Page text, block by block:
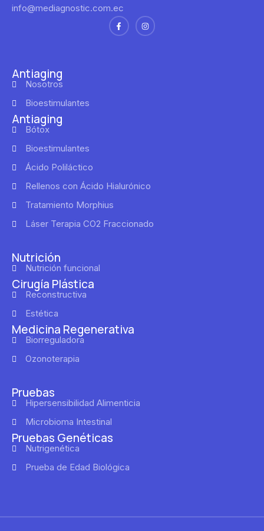
info@mediagnostic.com.ec
Antiaging
Nosotros
Bioestimulantes
Antiaging
Bótox
Bioestimulantes
Ácido Poliláctico
Rellenos con Ácido Hialurónico
Tratamiento Morphius
Láser Terapia CO2 Fraccionado
Nutrición
Nutrición funcional
Cirugía Plástica
Reconstructiva
Estética
Medicina Regenerativa
Biorreguladora
Ozonoterapia
Pruebas
Hipersensibilidad Alimenticia
Microbioma Intestinal
Pruebas Genéticas
Nutrigenética
Prueba de Edad Biológica